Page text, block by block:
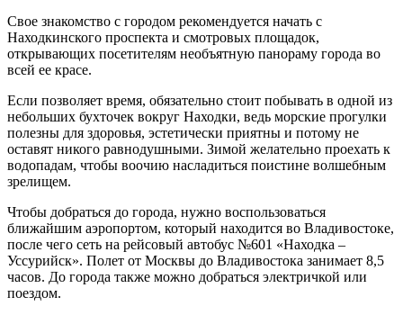
Свое знакомство с городом рекомендуется начать с
Находкинского проспекта и смотровых площадок,
открывающих посетителям необъятную панораму города во
всей ее красе.
Если позволяет время, обязательно стоит побывать в одной из
небольших бухточек вокруг Находки, ведь морские прогулки
полезны для здоровья, эстетически приятны и потому не
оставят никого равнодушными. Зимой желательно проехать к
водопадам, чтобы воочию насладиться поистине волшебным
зрелищем.
Чтобы добраться до города, нужно воспользоваться
ближайшим аэропортом, который находится во Владивостоке,
после чего сеть на рейсовый автобус №601 «Находка –
Уссурийск». Полет от Москвы до Владивостока занимает 8,5
часов. До города также можно добраться электричкой или
поездом.